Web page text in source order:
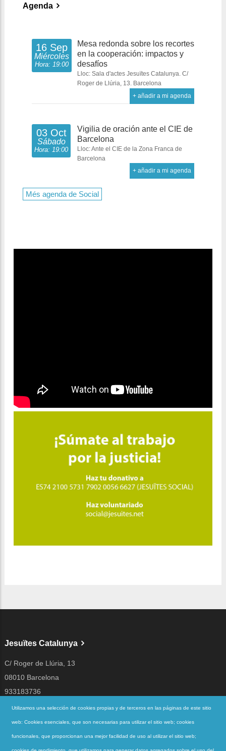
Agenda
16 Sep
Miércoles
Hora: 19:00
Mesa redonda sobre los recortes
en la cooperación: impactos y
desafíos
Lloc: Sala d'actes Jesuïtes Catalunya. C/
Roger de Llúria, 13. Barcelona
+ añadir a mi agenda
03 Oct
Sábado
Hora: 19:00
Vigilia de oración ante el CIE de
Barcelona
Lloc: Ante el CIE de la Zona Franca de
Barcelona
+ añadir a mi agenda
Més agenda de Social
Jesuïtes Catalunya
C/ Roger de Llúria, 13
08010 Barcelona
933183736
jesuites@jesuites.net
Siguenos en
Utilizamos una selección de cookies propias y de terceros en las páginas de este sitio
web: Cookies esenciales, que son necesarias para utilizar el sitio web; cookies
funcionales, que proporcionan una mejor facilidad de uso al utilizar el sitio web;